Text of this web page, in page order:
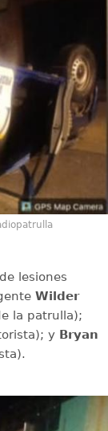
lesiones
Wilder
la patrulla);
y Bryan